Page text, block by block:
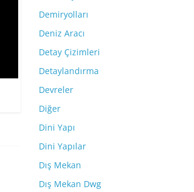
Demiryolları
Deniz Aracı
Detay Çizimleri
Detaylandırma
Devreler
Diğer
Dini Yapı
Dini Yapılar
Dış Mekan
Dış Mekan Dwg